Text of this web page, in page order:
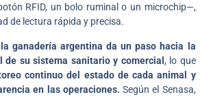
RFID, un bolo ruminal o un microchip—,
de lectura rápida y precisa.
la ganadería argentina da un paso hacia la
su sistema sanitario y comercial , lo que
continuo del estado de cada animal y
en las operaciones. Según el Senasa,